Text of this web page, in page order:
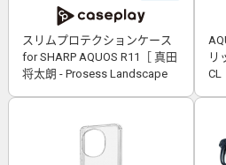
スリムプロテクションケース
for SHARP AQUOS R11［ 真田
将太朗 - Prosess Landscape
リ
CL